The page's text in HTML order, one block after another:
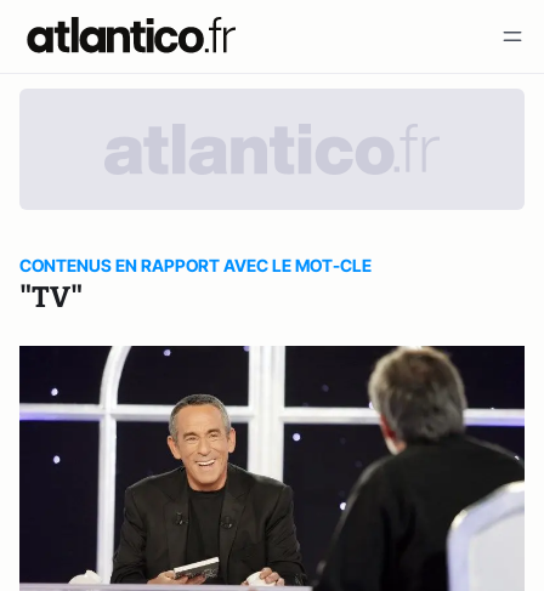
CONTENUS EN RAPPORT AVEC LE MOT-CLE
"TV"